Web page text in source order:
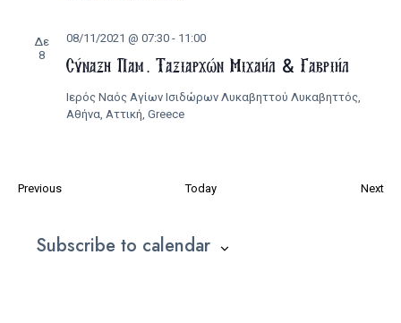
Δε
8
Σύναξη Παμ. Ταξιαρχών Μιχαήλ & Γαβριήλ
08/11/2021 @ 07:30- 11:00
Ιερός Ναός Αγίων Ισιδώρων Λυκαβηττού Λυκαβηττός,
Αθήνα, Αττική, Greece
PreviousΕκδηλώσεις Today Next
Subscribe to calendar